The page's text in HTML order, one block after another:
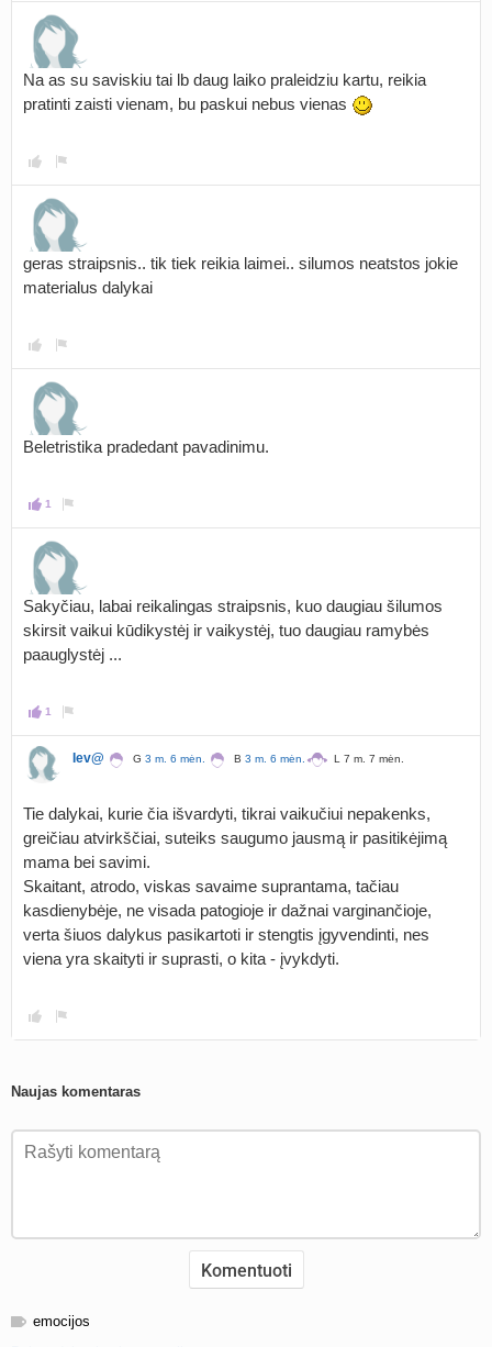
Na as su saviskiu tai lb daug laiko praleidziu kartu, reikia
pratinti zaisti vienam, bu paskui nebus vienas
geras straipsnis.. tik tiek reikia laimei.. silumos neatstos jokie
materialus dalykai
Beletristika pradedant pavadinimu.
1
Sakyčiau, labai reikalingas straipsnis, kuo daugiau šilumos
skirsit vaikui kūdikystėj ir vaikystėj, tuo daugiau ramybės
paauglystėj ...
1
Iev@ G 3 m. 6 mėn. B 3 m. 6 mėn. L 7 m. 7 mėn.
Tie dalykai, kurie čia išvardyti, tikrai vaikučiui nepakenks,
greičiau atvirkščiai, suteiks saugumo jausmą ir pasitikėjimą
mama bei savimi.
Skaitant, atrodo, viskas savaime suprantama, tačiau
kasdienybėje, ne visada patogioje ir dažnai varginančioje,
verta šiuos dalykus pasikartoti ir stengtis įgyvendinti, nes
viena yra skaityti ir suprasti, o kita - įvykdyti.
Naujas komentaras
emocijos